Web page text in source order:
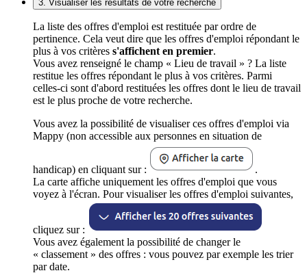
3. Visualiser les résultats de votre recherche
La liste des offres d'emploi est restituée par ordre de
pertinence. Cela veut dire que les offres d'emploi répondant le
plus à vos critères s'affichent en premier.
Vous avez renseigné le champ « Lieu de travail » ? La liste
restitue les offres répondant le plus à vos critères. Parmi
celles-ci sont d'abord restituées les offres dont le lieu de travail
est le plus proche de votre recherche.
Vous avez la possibilité de visualiser ces offres d'emploi via
Mappy (non accessible aux personnes en situation de
handicap) en cliquant sur :
.
La carte affiche uniquement les offres d'emploi que vous
voyez à l'écran. Pour visualiser les offres d'emploi suivantes,
cliquez sur :
Vous avez également la possibilité de changer le
« classement » des offres : vous pouvez par exemple les trier
par date.